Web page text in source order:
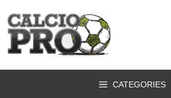
contenuto
CATEGORIES